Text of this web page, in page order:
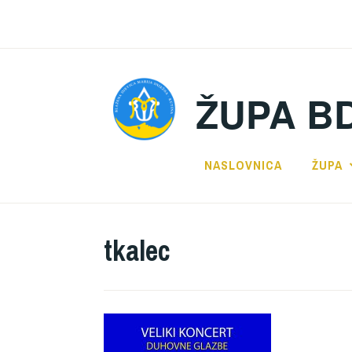
ŽUPA
NASLOVNICA ŽUPA
tkalec